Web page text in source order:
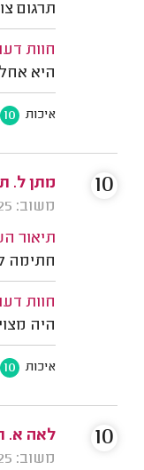
תרגום
חוות
היא
איכות 10
מתן ל.
משוב: 23/03/2025
תיאור
חתימה
חוות
היה
איכות 10
10
לאה א.
משוב: 27/01/2025
10